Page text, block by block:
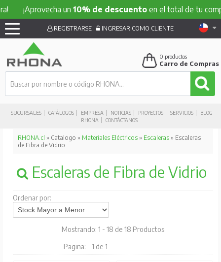
¡Aprovecha un10% de descuentoen el total de tu compra!
SUCURSALES CATÁLOGOS EMPRESA NOTICIAS PROYECTOS SERVICIOS
BLOG
RHONA
CONTÁCTANOS
REGISTRARSE INGRESAR COMO CLIENTE
0 productos
Carro de Compras
RHONA.cl » Catalogo » Materiales Eléctricos» Escaleras» Escaleras
de Fibra de Vidrio
Escaleras de Fibra de Vidrio
Ordenar por:
Mostrando: 1 - 18 de 18 Productos
Pagina: 1 de 1